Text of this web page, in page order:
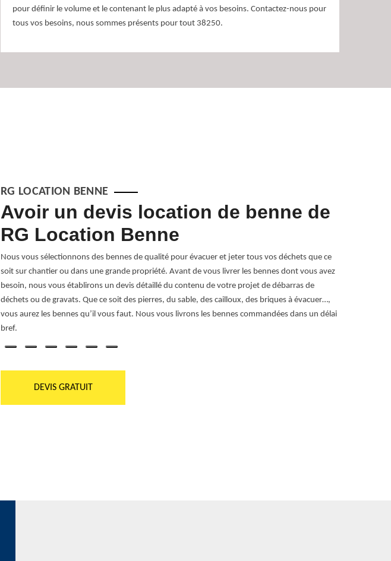
pour définir le volume et le contenant le plus adapté à vos besoins. Contactez-nous pour
tous vos besoins, nous sommes présents pour tout 38250.
RG LOCATION BENNE
Avoir un devis location de benne de
RG Location Benne
Nous vous sélectionnons des bennes de qualité pour évacuer et jeter tous vos déchets que ce
soit sur chantier ou dans une grande propriété. Avant de vous livrer les bennes dont vous avez
besoin, nous vous établirons un devis détaillé du contenu de votre projet de débarras de
déchets ou de gravats. Que ce soit des pierres, du sable, des cailloux, des briques à évacuer…,
vous aurez les bennes qu’il vous faut. Nous vous livrons les bennes commandées dans un délai
bref.
DEVIS GRATUIT